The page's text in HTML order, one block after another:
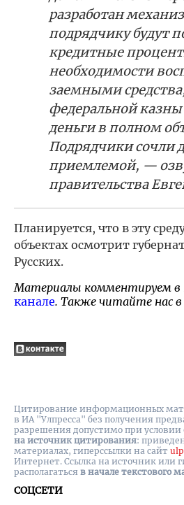
разработан
подрядчику будут
кредитные
необходимости
заемными
федеральной
деньги в полном
Подрядчики сочли
приемлемой, —
правительства
Планируется, что в эту
объектах осмотрит
Русских.
Материалы комментируем
канале. Также читайте нас в
СОЦСЕТИ
Цитирование информационных
в ИА "Улпресса" без получения
разрешения допустимо при условии
на источник цитирования:
материалах, гиперссылки на cайт
Интернет. Ссылка на источник или
располагаться в начале текстового